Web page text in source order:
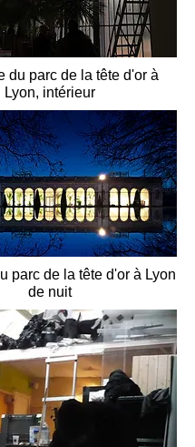
du parc de la tête d'or à
Lyon, intérieur
parc de la tête d'or à Lyon
de nuit